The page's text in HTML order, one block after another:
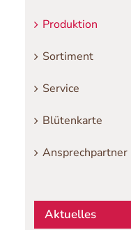
Produktion
Sortiment
Service
Blütenkarte
Ansprechpartner
Aktuelles